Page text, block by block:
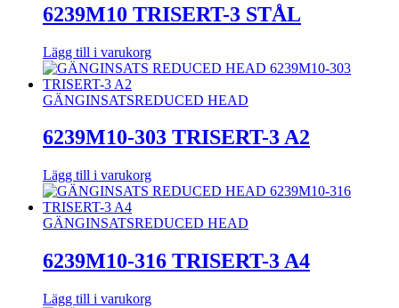
6239M10 TRISERT-3 STÅL
Lägg till i varukorg
GÄNGINSATSREDUCED HEAD
6239M10-303 TRISERT-3 A2
Lägg till i varukorg
GÄNGINSATSREDUCED HEAD
6239M10-316 TRISERT-3 A4
Lägg till i varukorg